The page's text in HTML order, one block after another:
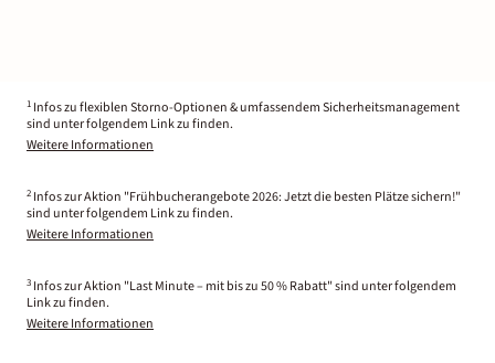
1 Infos zu flexiblen Storno-Optionen & umfassendem Sicherheitsmanagement
sind unter folgendem Link zu finden.
Weitere Informationen
2 Infos zur Aktion "Frühbucherangebote 2026: Jetzt die besten Plätze sichern!"
sind unter folgendem Link zu finden.
Weitere Informationen
3 Infos zur Aktion "Last Minute – mit bis zu 50 % Rabatt" sind unter folgendem
Link zu finden.
Weitere Informationen